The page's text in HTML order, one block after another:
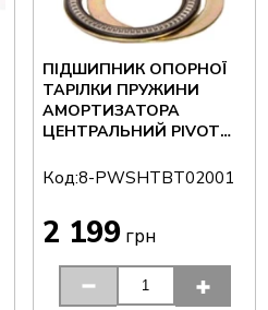
ПІДШИПНИК ОПОРНОЇ
ТАРІЛКИ ПРУЖИНИ
АМОРТИЗАТОРА
ЦЕНТРАЛЬНИЙ PIVOT
PWSHTBT02001
Код:8-PWSHTBT02001
2 199 грн